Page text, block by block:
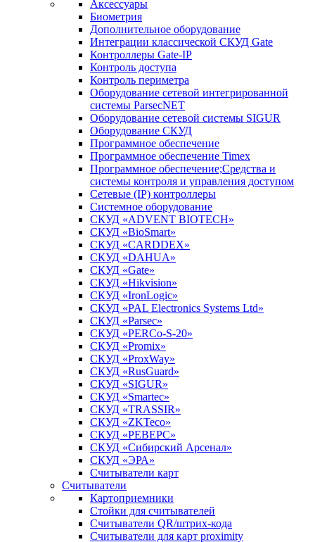
Аксессуары
Биометрия
Дополнительное оборудование
Интеграции классической СКУД Gate
Контроллеры Gate-IP
Контроль доступа
Контроль периметра
Оборудование сетевой интегрированной
системы ParsecNET
Оборудование сетевой системы SIGUR
Оборудование СКУД
Программное обеспечение
Программное обеспечение Timex
Программное обеспечение;Средства и
системы контроля и управления доступом
Сетевые (IP) контроллеры
Системное оборудование
СКУД «ADVENT BIOTECH»
СКУД «BioSmart»
СКУД «CARDDEX»
СКУД «DAHUA»
СКУД «Gate»
СКУД «Hikvision»
СКУД «IronLogic»
СКУД «PAL Electronics Systems Ltd»
СКУД «Parsec»
СКУД «PERCo-S-20»
СКУД «Promix»
СКУД «ProxWay»
СКУД «RusGuard»
СКУД «SIGUR»
СКУД «Smartec»
СКУД «TRASSIR»
СКУД «ZKTeco»
СКУД «РЕВЕРС»
СКУД «Сибирский Арсенал»
СКУД «ЭРА»
Считыватели карт
Считыватели
Картоприемники
Стойки для считывателей
Считыватели QR/штрих-кода
Считыватели для карт proximity